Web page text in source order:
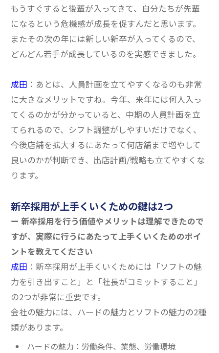
もうすぐすると後輩が入ってきて、自分たちが先輩
になるという危機感が成長を促すんだと思います。
またその次の年には新しい新卒が入ってくるので、
どんどん若手が成長しているのを実感できました。
成田 ：あとは、人員計画を立てやすくなるのも非常
に大きなメリットですね。今年、来年には何人入っ
てくるのかが分かっていると、中期の人員計画を立
てられるので、シフト調整がしやすいだけでなく、
今後店舗を拡大するにあたって何店舗まで増やして
良いのかが判断でき、出店計画/戦略も立てやすくな
ります。
新卒採用が上手くいくための鍵は2つ
ー 新卒採用を行う価値やメリットは理解できたので
すが、実際に行うにあたって上手くいくためのポイ
ントを教えてください
成田 ：新卒採用が上手くいくためには「ソフトの魅
力を引き出すこと」と「社長がコミットすること」
の2つが非常に重要です。
会社の魅力には、ハードの魅力とソフトの魅力の2種
類があります。
ハードの魅力：労働条件、業態、労働環境